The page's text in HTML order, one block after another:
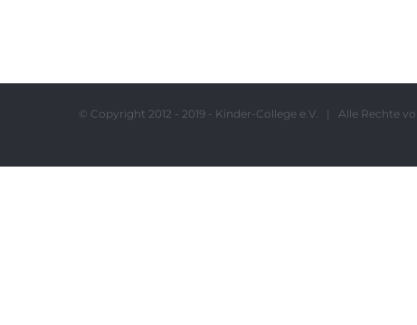
© Copyright 2012 - 2019 - Kinder-College e.V. | Alle Rechte